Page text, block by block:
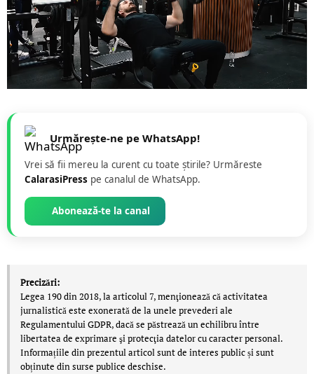
Urmărește-ne pe WhatsApp!
Vrei să fii mereu la curent cu toate știrile? Urmăreste
CalarasiPress pe canalul de WhatsApp.
Abonează-te la canal
Precizări:
Legea 190 din 2018, la articolul 7, menţionează că activitatea
jurnalistică este exonerată de la unele prevederi ale
Regulamentului GDPR, dacă se păstrează un echilibru între
libertatea de exprimare şi protecţia datelor cu caracter personal.
Informațiile din prezentul articol sunt de interes public și sunt
obținute din surse publice deschise.